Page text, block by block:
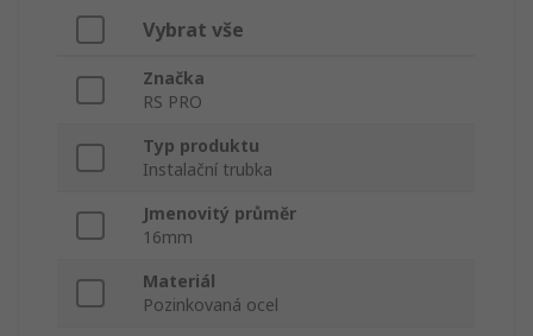
Vybrat vše
Značka
RS PRO
Typ produktu
Instalační trubka
Jmenovitý průměr
16mm
Materiál
Pozinkovaná ocel